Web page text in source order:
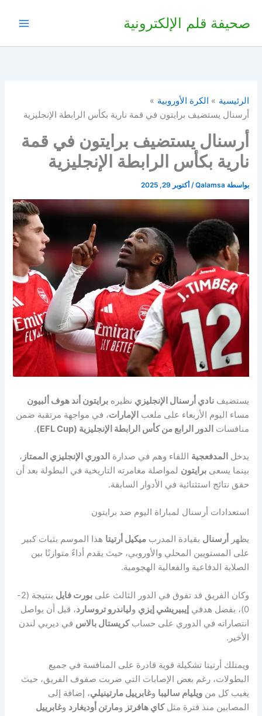
صحيفة قلم الإلكترونية
الرئيسية
الكرة الأوروبية
أرسنال يستضيف برايتون في قمة نارية بكأس الرابطة الإنجليزية
أرسنال يستضيف برايتون في قمة
نارية بكأس الرابطة الإنجليزية
بواسطة Qalamsa
/ أكتوبر 29, 2025
يستضيفنادي أرسنال الإنجليزي نظيرهبرايتون أند هوف ألبيون
مساء اليوم الأربعاء على ملعب الإمارات، في مواجهة مرتقبة ضمن
منافسات الدور الرابع من كأس الرابطة الإنجليزية (EFL Cup) .
يدخل المدفعجية اللقاء وهم في صدارة الدوري الإنجليزي الممتاز ،
بينما يسعىبرايتون لمواصلة مغامرته التاريخية في البطولة بعد أن
حقق نتائج استثنائية في الأدوار السابقة.
استعدادات أرسنال لمباراة اليوم ضد برايتون
يظهر أرسنال بقيادة المدربميكيل أرتيتا هذا الموسم بثبات كبير
على المستويين المحلي والأوروبي، حيث يقدم أداءً متوازنًا بين
الصلابة الدفاعية والفعالية الهجومية.
وكان الفريق قد تفوق في الدور الثالث علىبورت فايل
بنتيجة (2-
0)، بفضل هدفي
إيبيريشي إيزي ولياندرو تروسارد، قبل أن يواصل
انتصاراته في الدوري على حسابكريستال بالاس في ديربي لندن
الأخير.
ويمتلك أرتيتا تشكيلة قوية قادرة على المنافسة في جميع
البطولات، رغم بعض الإصابات التي ضربت صفوف الفريق، حيث
يغيب كل منويليام ساليبا وغابرييل مارتينيلي، إضافة إلى
المصابين منذ فترة مثلكاي هافرتز ومارتن أوديغارد وغابرييل